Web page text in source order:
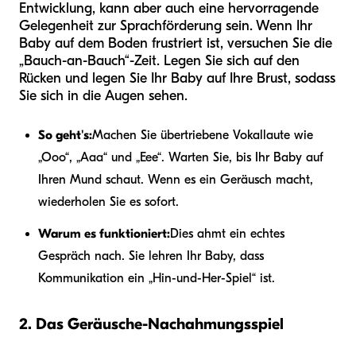
Entwicklung, kann aber auch eine hervorragende
Gelegenheit zur Sprachförderung sein. Wenn Ihr
Baby auf dem Boden frustriert ist, versuchen Sie die
„Bauch-an-Bauch“-Zeit. Legen Sie sich auf den
Rücken und legen Sie Ihr Baby auf Ihre Brust, sodass
Sie sich in die Augen sehen.
So geht's:Machen Sie übertriebene Vokallaute wie
„Ooo“, „Aaa“ und „Eee“. Warten Sie, bis Ihr Baby auf
Ihren Mund schaut. Wenn es ein Geräusch macht,
wiederholen Sie es sofort.
Warum es funktioniert:Dies ahmt ein echtes
Gespräch nach. Sie lehren Ihr Baby, dass
Kommunikation ein „Hin-und-Her-Spiel“ ist.
2. Das Geräusche-Nachahmungsspiel